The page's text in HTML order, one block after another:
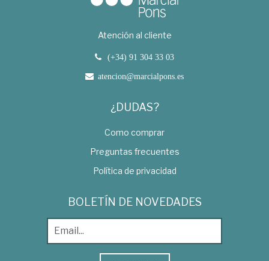
Atención al cliente
(+34) 91 304 33 03
atencion@marcialpons.es
¿DUDAS?
Como comprar
Preguntas frecuentes
Política de privacidad
BOLETÍN DE NOVEDADES